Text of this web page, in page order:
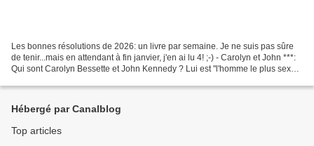
Les bonnes résolutions de 2026: un livre par semaine. Je ne suis pas sûre
de tenir...mais en attendant à fin janvier, j'en ai lu 4! ;-) - Carolyn et John ***:
Qui sont Carolyn Bessette et John Kennedy ? Lui est "l'homme le plus sexy
Hébergé par Canalblog
Top articles